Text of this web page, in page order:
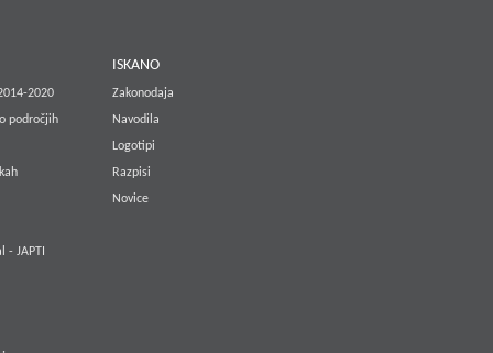
2020
področjih
- JAPTI
ISKANO
Zakonodaja
Navodila
Logotipi
Razpisi
Novice